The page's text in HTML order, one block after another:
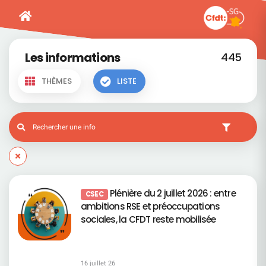
Les informations 445
THÈMES LISTE
CSEC Plénière du 2 juillet 2026 : entre
ambitions RSE et préoccupations
sociales, la CFDT reste mobilisée
16 juillet 26